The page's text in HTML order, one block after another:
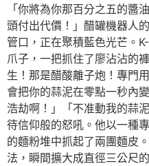
「你將為你那百分之五的醬
頭付出代價！」醋罐機器人
管口，正在聚積藍色光芒。
爪子，一把抓住了廖沾沾的
生！那是醋酸離子炮！專門
會把你的蒜泥在零點一秒內
浩劫啊！」「不准動我的蒜
待信仰般的怒吼。他以一種
的麵粉堆中抓起了兩團麵皮
法，瞬間擴大成直徑三公尺